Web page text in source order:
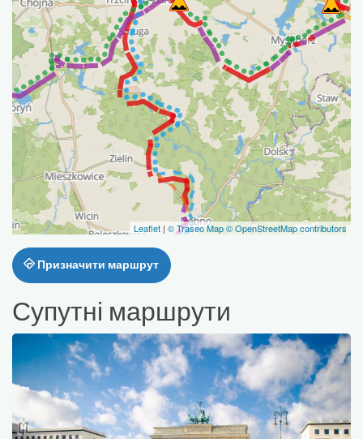
Leaflet | © Traseo Map© OpenStreetMap contributors
Призначити маршрут
Супутні маршрути